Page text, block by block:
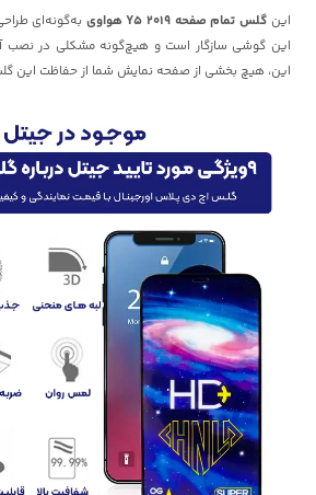
این گلس تمام صفحه Y5 2019 هواوی
به‌گونه‌ای
این گوشی سازگار است و هیچ‌گونه مشکلی در نصب
این، هیچ بخشی از صفحه نمایش شما از حفاظت این